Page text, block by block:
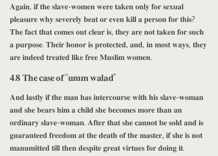
𝐀𝐠𝐚𝐢𝐧, 𝐢𝐟 𝐭𝐡𝐞 𝐬𝐥𝐚𝐯𝐞-𝐰𝐨𝐦𝐞𝐧 𝐰𝐞𝐫𝐞 𝐭𝐚𝐤𝐞𝐧 𝐨𝐧𝐥𝐲 𝐟𝐨𝐫 𝐬𝐞𝐱𝐮𝐚𝐥
𝐩𝐥𝐞𝐚𝐬𝐮𝐫𝐞 𝐰𝐡𝐲 𝐬𝐞𝐯𝐞𝐫𝐞𝐥𝐲 𝐛𝐞𝐚𝐭 𝐨𝐫 𝐞𝐯𝐞𝐧 𝐤𝐢𝐥𝐥 𝐚 𝐩𝐞𝐫𝐬𝐨𝐧 𝐟𝐨𝐫 𝐭𝐡𝐢𝐬?
𝐓𝐡𝐞 𝐟𝐚𝐜𝐭 𝐭𝐡𝐚𝐭 𝐜𝐨𝐦𝐞𝐬 𝐨𝐮𝐭 𝐜𝐥𝐞𝐚𝐫 𝐢𝐬, 𝐭𝐡𝐞𝐲 𝐚𝐫𝐞 𝐧𝐨𝐭 𝐭𝐚𝐤𝐞𝐧 𝐟𝐨𝐫 𝐬𝐮𝐜𝐡
𝐚 𝐩𝐮𝐫𝐩𝐨𝐬𝐞. 𝐓𝐡𝐞𝐢𝐫 𝐡𝐨𝐧𝐨𝐫 𝐢𝐬 𝐩𝐫𝐨𝐭𝐞𝐜𝐭𝐞𝐝, 𝐚𝐧𝐝, 𝐢𝐧 𝐦𝐨𝐬𝐭 𝐰𝐚𝐲𝐬, 𝐭𝐡𝐞𝐲
𝐚𝐫𝐞 𝐢𝐧𝐝𝐞𝐞𝐝 𝐭𝐫𝐞𝐚𝐭𝐞𝐝 𝐥𝐢𝐤𝐞 𝐟𝐫𝐞𝐞 𝐌𝐮𝐬𝐥𝐢𝐦 𝐰𝐨𝐦𝐞𝐧.
𝟒.𝟖 𝐓𝐡𝐞 𝐜𝐚𝐬𝐞 𝐨𝐟 “𝐮𝐦𝐦 𝐰𝐚𝐥𝐚𝐝”
𝐀𝐧𝐝 𝐥𝐚𝐬𝐭𝐥𝐲 𝐢𝐟 𝐭𝐡𝐞 𝐦𝐚𝐧 𝐡𝐚𝐬 𝐢𝐧𝐭𝐞𝐫𝐜𝐨𝐮𝐫𝐬𝐞 𝐰𝐢𝐭𝐡 𝐡𝐢𝐬 𝐬𝐥𝐚𝐯𝐞-𝐰𝐨𝐦𝐚𝐧
𝐚𝐧𝐝 𝐬𝐡𝐞 𝐛𝐞𝐚𝐫𝐬 𝐡𝐢𝐦 𝐚 𝐜𝐡𝐢𝐥𝐝 𝐬𝐡𝐞 𝐛𝐞𝐜𝐨𝐦𝐞𝐬 𝐦𝐨𝐫𝐞 𝐭𝐡𝐚𝐧 𝐚𝐧
𝐨𝐫𝐝𝐢𝐧𝐚𝐫𝐲 𝐬𝐥𝐚𝐯𝐞-𝐰𝐨𝐦𝐚𝐧. 𝐀𝐟𝐭𝐞𝐫 𝐭𝐡𝐚𝐭 𝐬𝐡𝐞 𝐜𝐚𝐧𝐧𝐨𝐭 𝐛𝐞 𝐬𝐨𝐥𝐝 𝐚𝐧𝐝 𝐢𝐬
𝐠𝐮𝐚𝐫𝐚𝐧𝐭𝐞𝐞𝐝 𝐟𝐫𝐞𝐞𝐝𝐨𝐦 𝐚𝐭 𝐭𝐡𝐞 𝐝𝐞𝐚𝐭𝐡 𝐨𝐟 𝐭𝐡𝐞 𝐦𝐚𝐬𝐭𝐞𝐫, 𝐢𝐟 𝐬𝐡𝐞 𝐢𝐬 𝐧𝐨𝐭
𝐦𝐚𝐧𝐮𝐦𝐢𝐭𝐭𝐞𝐝 𝐭𝐢𝐥𝐥 𝐭𝐡𝐞𝐧 𝐝𝐞𝐬𝐩𝐢𝐭𝐞 𝐠𝐫𝐞𝐚𝐭 𝐯𝐢𝐫𝐭𝐮𝐞𝐬 𝐟𝐨𝐫 𝐝𝐨𝐢𝐧𝐠 𝐢𝐭.